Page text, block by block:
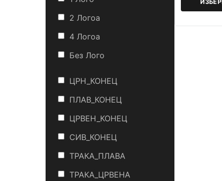
2 Логоa
4 Логоa
Без Лого
ЦРН_КОНЕЦ
ПЛАВ_КОНЕЦ
ЦРВЕН_КОНЕЦ
СИВ_КОНЕЦ
ТРАКА_ПЛАВА
ТРАКА_ЦРВЕНА